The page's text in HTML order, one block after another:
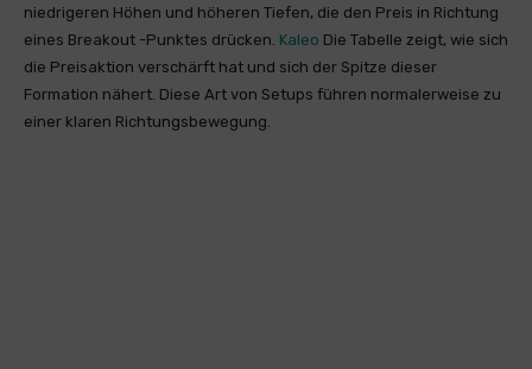
niedrigeren Höhen und höheren Tiefen, die den Preis in Richtung
eines Breakout -Punktes drücken. Kaleo Die Tabelle zeigt, wie sich
die Preisaktion verschärft hat und sich der Spitze dieser
Formation nähert. Diese Art von Setups führen normalerweise zu
einer klaren Richtungsbewegung.